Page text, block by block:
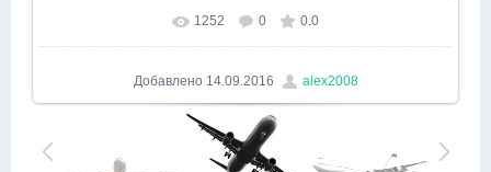
В реальном размере 557x354
1252 0 0.0
Добавлено 14.09.2016 alex2008